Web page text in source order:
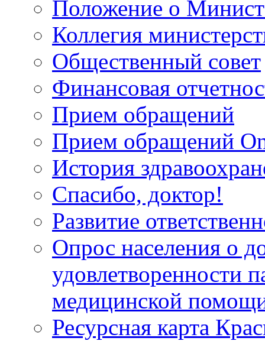
Положение о
Коллегия
Общественный совет
Финансовая
Прием обращений
Прием обращений
История
Спасибо, доктор!
Развитие
Опрос населения о
удовлетворенности
медицинской
Ресурсная карта